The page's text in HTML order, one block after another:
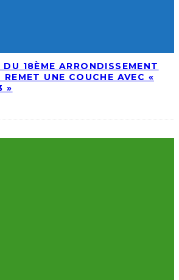
DU 18ÈME ARRONDISSEMENT
REMET UNE COUCHE AVEC «
»